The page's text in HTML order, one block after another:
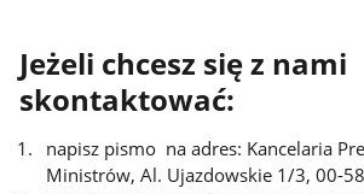
Jeżeli chcesz się z nami
skontaktować:
napisz pismo na adres: Kancelaria
Ministrów, Al. Ujazdowskie 1/3, 00-